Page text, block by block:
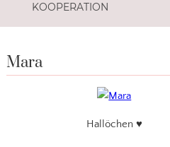
KOOPERATION
Mara
Hallöchen ♥